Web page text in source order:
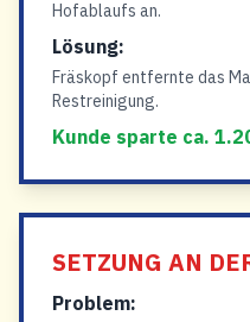
Hofablaufs an.
Lösung:
Fräskopf entfernte das
Restreinigung.
Kunde sparte ca.
SETZUNG AN
Problem: